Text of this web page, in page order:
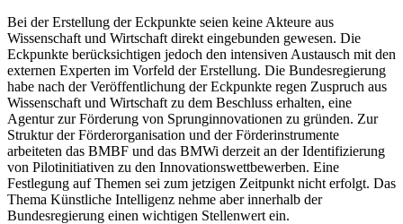
Bei der Erstellung der Eckpunkte seien keine Akteure aus
Wissenschaft und Wirtschaft direkt eingebunden gewesen. Die
Eckpunkte berücksichtigen jedoch den intensiven Austausch mit den
externen Experten im Vorfeld der Erstellung. Die Bundesregierung
habe nach der Veröffentlichung der Eckpunkte regen Zuspruch aus
Wissenschaft und Wirtschaft zu dem Beschluss erhalten, eine
Agentur zur Förderung von Sprunginnovationen zu gründen. Zur
Struktur der Förderorganisation und der Förderinstrumente
arbeiteten das BMBF und das BMWi derzeit an der Identifizierung
von Pilotinitiativen zu den Innovationswettbewerben. Eine
Festlegung auf Themen sei zum jetzigen Zeitpunkt nicht erfolgt. Das
Thema Künstliche Intelligenz nehme aber innerhalb der
Bundesregierung einen wichtigen Stellenwert ein.